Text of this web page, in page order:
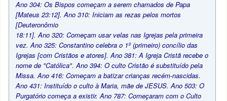
Ano 304: Os Bispos começam a serem chamados de Papa
[Mateus 23:12]. Ano 310: Iniciam as rezas pelos mortos
[Deuteronômio
18:11]. Ano 320: Começam usar velas nas Igrejas pela primeira
vez. Ano 325: Constantino celebra o 1º (primeiro) concílio das
Igrejas [com Cristãos e atores]. Ano 381: A Igreja Cristã recebe o
nome de "Católica". Ano 394: O culto Cristão é substituído pela
Missa. Ano 416: Começam a batizar crianças recém-nascidas.
Ano 431: Instituído o culto à Maria, mãe de JESUS. Ano 503: O
Purgatório começa a existir. Ano 787: Começaram com o Culto